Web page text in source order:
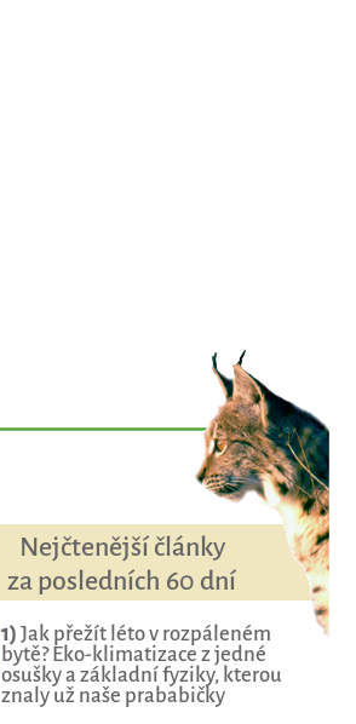
Nejčtenější články
za posledních 60 dní
1) Jak přežít léto v rozpáleném
bytě? Eko-klimatizace z jedné
osušky a základní fyziky, kterou
znaly už naše prababičky